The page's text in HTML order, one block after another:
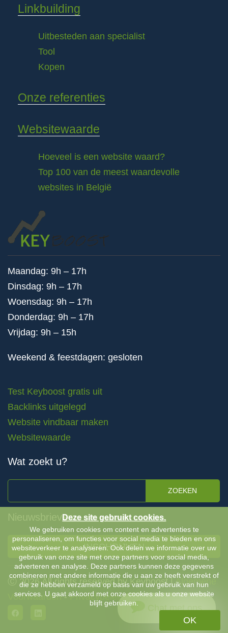
Linkbuilding
Uitbesteden aan specialist
Tool
Kopen
Onze referenties
Websitewaarde
Hoeveel is een website waard?
Top 100 van de meest waardevolle
websites in België
Maandag: 9h – 17h
Dinsdag: 9h – 17h
Woensdag: 9h – 17h
Donderdag: 9h – 17h
Vrijdag: 9h – 15h
Weekend & feestdagen: gesloten
Test Keyboost gratis uit
Backlinks uitgelegd
Website vindbaar maken
Websitewaarde
Wat zoekt u?
ZOEKEN
Nieuwsbrieven
INSCHRIJVEN
Ⓒ 2026 All rights reserved by Keyboost |Algemene
Voorwaarden-Privacybeleid
Chat met ons
Deze site gebruikt cookies.
We gebruiken cookies om content en advertenties te
personaliseren, om functies voor social media te bieden en ons
websiteverkeer te analyseren. Ook delen we informatie over uw
gebruik van onze site met onze partners voor social media,
adverteren en analyse. Deze partners kunnen deze gegevens
combineren met andere informatie die u aan ze heeft verstrekt of
die ze hebben verzameld op basis van uw gebruik van hun
services. U gaat akkoord met onze cookies als u onze website
blijft gebruiken.
OK